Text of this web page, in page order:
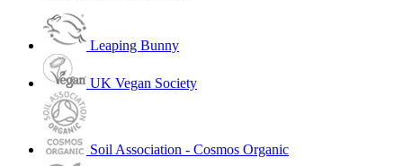
Leaping Bunny
UK Vegan Society
Soil Association - Cosmos Organic